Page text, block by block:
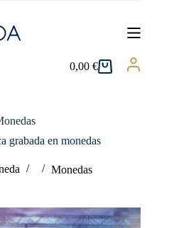
Carro
0,00€
grabada en monedas
Monedas